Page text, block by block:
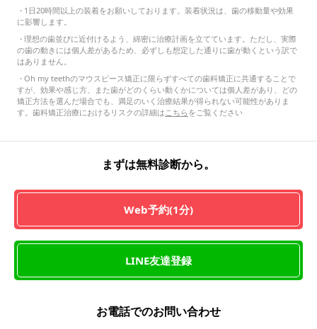
・ 1日20時間以上の装着をお願いしております。装着状況は、歯の移動量や効果
に影響します。
・理想の歯並びに近付けるよう、綿密に治療計画を立てています。ただし、実際
の歯の動きには個人差があるため、必ずしも想定した通りに歯が動くという訳で
はありません。
・Oh my teethのマウスピース矯正に限らずすべての歯科矯正に共通することで
すが、効果や感じ方、また歯がどのくらい動くかについては個人差があり、どの
矯正方法を選んだ場合でも、満足のいく治療結果が得られない可能性がありま
す。歯科矯正治療におけるリスクの詳細はこちらをご覧ください
まずは無料診断から。
Web予約(1分)
LINE友達登録
お電話でのお問い合わせ